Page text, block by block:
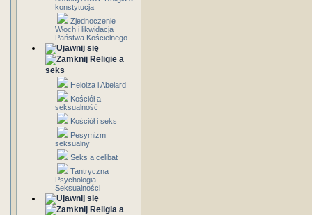
konstytucja
Zjednoczenie
Włoch i likwidacja
Państwa Kościelnego
Religie a
seks
Heloiza i Abelard
Kościół a
seksualność
Kościół i seks
Pesymizm
seksualny
Seks a celibat
Tantryczna
Psychologia
Seksualności
Religia a